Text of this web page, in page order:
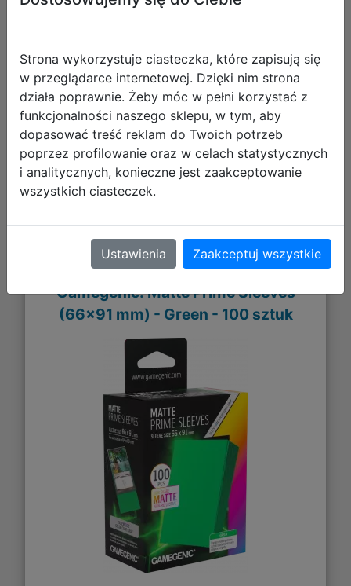
31,27 zł
DO KOSZYKA
Gamegenic: Matte Prime Sleeves
(66x91 mm) - Green - 100 sztuk
Strona wykorzystuje ciasteczka, które zapisują się
w przeglądarce internetowej. Dzięki nim strona
działa poprawnie. Żeby móc w pełni korzystać z
funkcjonalności naszego sklepu, w tym, aby
dopasować treść reklam do Twoich potrzeb
poprzez profilowanie oraz w celach statystycznych
i analitycznych, konieczne jest zaakceptowanie
wszystkich ciasteczek.
Ustawienia Zaakceptuj wszystkie